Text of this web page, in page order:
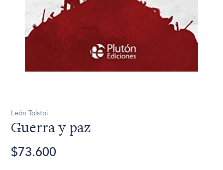
León Tolstoi
Guerra y paz
$73.600